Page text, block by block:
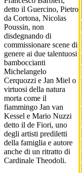
detto il Guercino, Pietro
da Cortona, Nicolas
Poussin, non
disdegnando di
commissionare scene di
genere ai due talentuosi
bamboccianti
Michelangelo
Cerquozzi e Jan Miel o
virtuosi della natura
morta come il
fiammingo Jan van
Kessel e Mario Nuzzi
detto il de Fiori, uno
degli artisti prediletti
della famiglia e autore
anche di un ritratto di
Cardinale Theodoli.